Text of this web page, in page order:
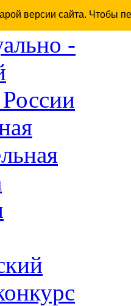
версии сайта. Чтобы
-